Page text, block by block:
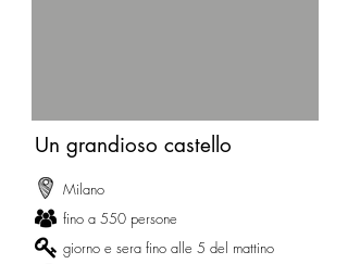
Un grandioso castello
Milano
fino a 550 persone
giorno e sera fino alle 5 del mattino